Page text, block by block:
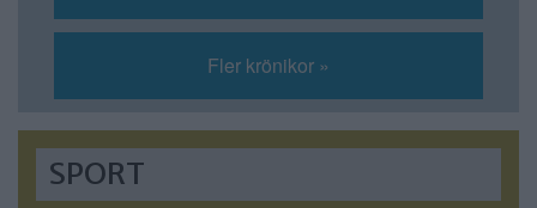
Fler krönikor »
SPORT